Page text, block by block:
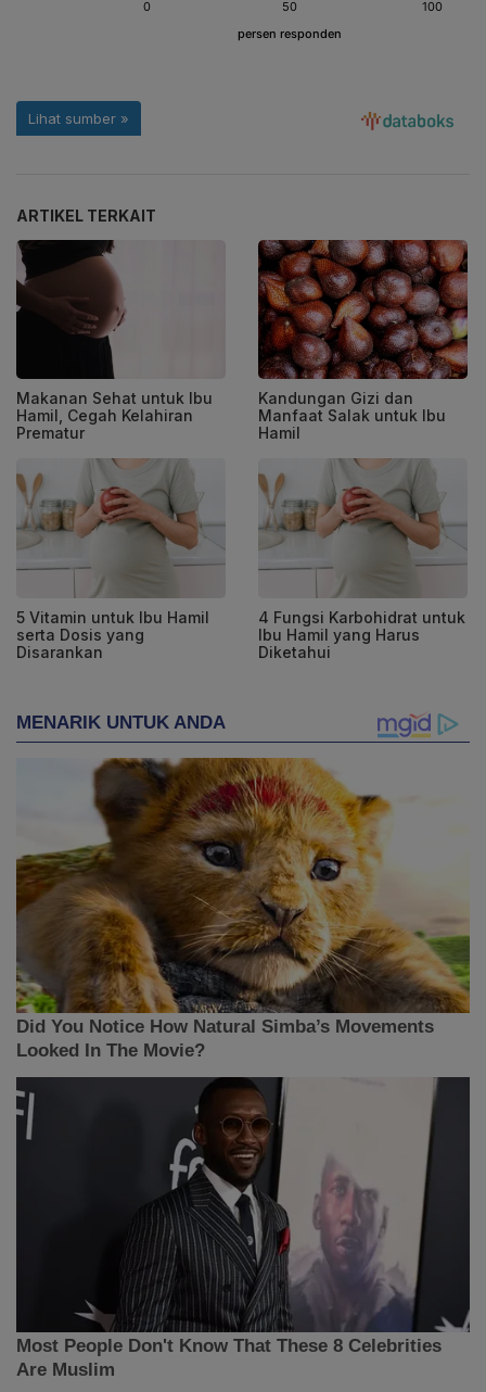
ARTIKEL TERKAIT
Makanan Sehat untuk Ibu
Hamil, Cegah Kelahiran
Prematur
Kandungan Gizi dan
Manfaat Salak untuk Ibu
Hamil
5 Vitamin untuk Ibu Hamil
serta Dosis yang
Disarankan
4 Fungsi Karbohidrat untuk
Ibu Hamil yang Harus
Diketahui